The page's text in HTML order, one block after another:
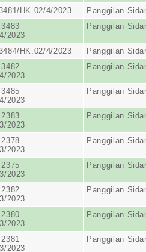
HK.02/4/2023 Panggilan
2023
Panggilan
HK.02/4/2023 Panggilan
2023
Panggilan
2023
Panggilan
2023
Panggilan
2023
Panggilan
2023
Panggilan
2023
Panggilan
2023
Panggilan
2023
Panggilan